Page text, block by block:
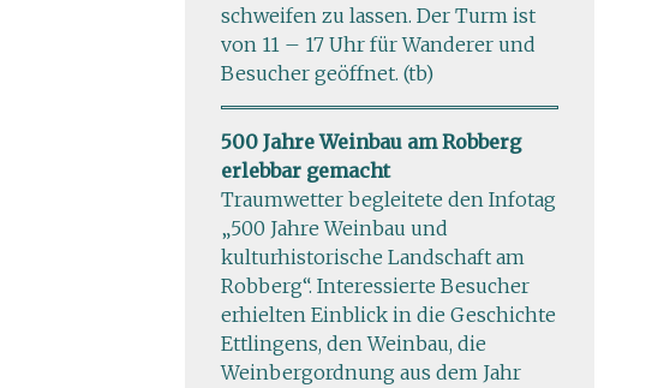
schweifen zu lassen. Der Turm ist
von 11 – 17 Uhr für Wanderer und
Besucher geöffnet. (tb)
500 Jahre Weinbau am Robberg
erlebbar gemacht
Traumwetter begleitete den Infotag
„500 Jahre Weinbau und
kulturhistorische Landschaft am
Robberg“. Interessierte Besucher
erhielten Einblick in die Geschichte
Ettlingens, den Weinbau, die
Weinbergordnung aus dem Jahr